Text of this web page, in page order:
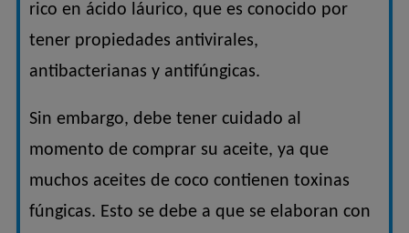
rico en ácido láurico, que es conocido por
tener propiedades antivirales,
antibacterianas y antifúngicas.
Sin embargo, debe tener cuidado al
momento de comprar su aceite, ya que
muchos aceites de coco contienen toxinas
fúngicas. Esto se debe a que se elaboran con